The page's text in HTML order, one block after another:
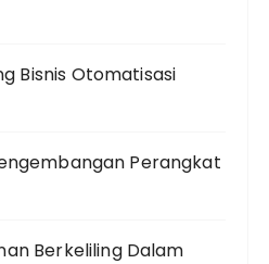
Bisnis Otomatisasi
Perangkat
Berkeliling Dalam